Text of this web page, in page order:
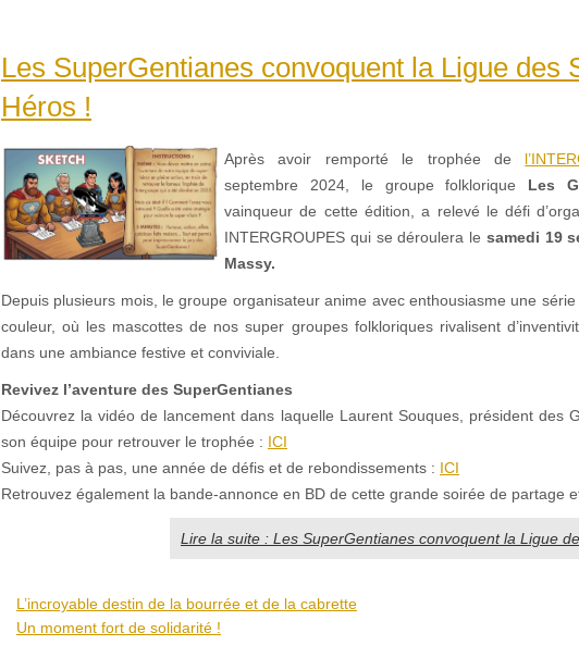
Les SuperGentianes convoquent la Ligue des
Héros !
Après avoir remporté le trophée de
septembre 2024, le groupe folklorique Les
vainqueur de cette édition, a relevé le défi
INTERGROUPES qui se déroulera le samedi 19
Massy.
Depuis plusieurs mois, le groupe organisateur anime avec enthousiasme une
couleur, où les mascottes de nos super groupes folkloriques rivalisent
dans une ambiance festive et conviviale.
Revivez l’aventure des SuperGentianes
Découvrez la vidéo de lancement dans laquelle Laurent Souques, président des
son équipe pour retrouver le trophée : ICI
Suivez, pas à pas, une année de défis et de rebondissements : ICI
Retrouvez également la bande-annonce en BD de cette grande soirée de partage
Lire la suite : Les SuperGentianes convoquent la Ligue
L’incroyable destin de la bourrée et de la cabrette
Un moment fort de solidarité !